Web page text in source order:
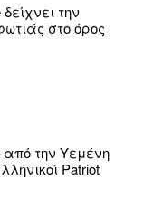
την
στο όρος
την Υεμένη
Patriot